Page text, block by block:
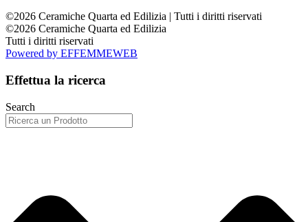
©2026 Ceramiche Quarta ed Edilizia | Tutti i diritti riservati
©2026 Ceramiche Quarta ed Edilizia
Tutti i diritti riservati
Powered by EFFEMMEWEB
Effettua la ricerca
Search